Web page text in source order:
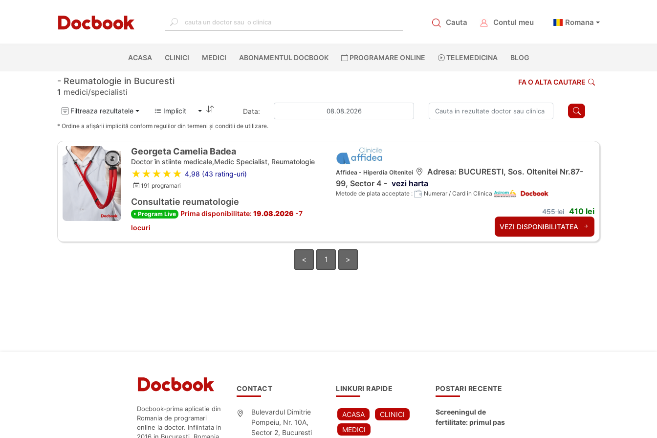
Cauta Contul meu Romana
ACASA(CURRENT)
CLINICI MEDICI ABONAMENTUL DOCBOOK PROGRAMARE ONLINE TELEMEDICINA BLOG
- Reumatologie in Bucuresti
1 medici/specialisti
FA O ALTA CAUTARE
Filtreaza rezultatele Implicit Data:
* Ordine a afișării implicită conform regulilor din termeni și conditii de utilizare.
Georgeta Camelia Badea
Doctor în stiinte medicale,Medic Specialist, Reumatologie
★★★★★ 4,98 (43 rating-uri)
191 programari
Consultatie reumatologie
• Program Live Prima disponibilitate: 19.08.2026 -7
locuri
Affidea - Hiperdia Oltenitei
Adresa: BUCURESTI, Sos. Oltenitei Nr.87-
99, Sector 4 - vezi harta
Metode de plata acceptate : Numerar / Card in Clinica
455 lei 410 lei
VEZI DISPONIBILITATEA
< 1 >
Docbook-prima aplicatie din
Romania de programari
online la doctor. Infiintata in
2016 in Bucuresti, Romania,
CONTACT
Bulevardul Dimitrie
Pompeiu, Nr. 10A,
Sector 2, Bucuresti
LINKURI RAPIDE
ACASA
CLINICI
MEDICI
POSTARI RECENTE
Screeningul de
fertilitate: primul pas